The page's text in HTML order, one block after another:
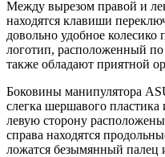
Между вырезом правой и
находятся клавиши
довольно удобное
логотип, расположенный
также обладают приятной
Боковины манипулятора
слегка шершавого
левую сторону
справа находятся
ложатся безымянный палец